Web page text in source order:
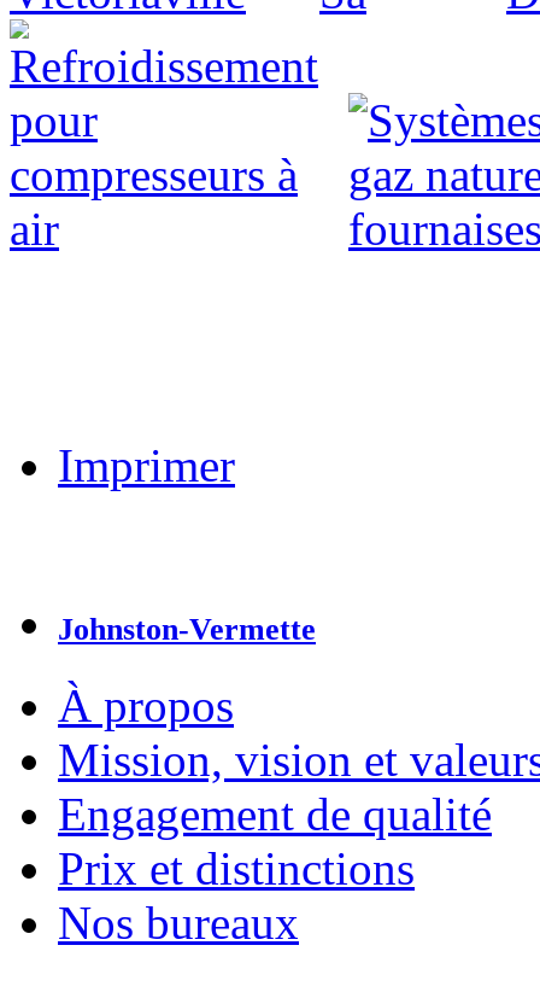
Imprimer
Johnston-Vermette
À propos
Mission, vision et
Engagement de qualité
Prix et distinctions
Nos bureaux